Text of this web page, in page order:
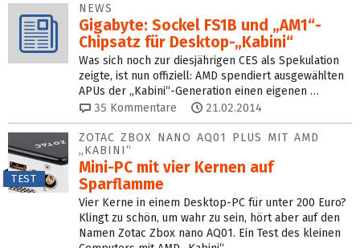
NEWS
Gigabyte: Sockel FS1B und „AM1“-
Chipsatz für Desktop-„Kabini“
Was sich noch zur diesjährigen CES als Spekulation
zeigte, ist nun offiziell: AMD spendiert ausgewählten
APUs der „Kabini“-Generation einen eigenen …
35 Kommentare 21.02.2014
TEST
ZOTAC ZBOX NANO AQ01 PLUS MIT AMD
„KABINI“
Mini-PC mit vier Kernen auf
Sparflamme
Vier Kerne in einem Desktop-PC für unter 200 Euro?
Klingt zu schön, um wahr zu sein, hört aber auf den
Namen Zotac Zbox nano AQ01. Ein Test des kleinen